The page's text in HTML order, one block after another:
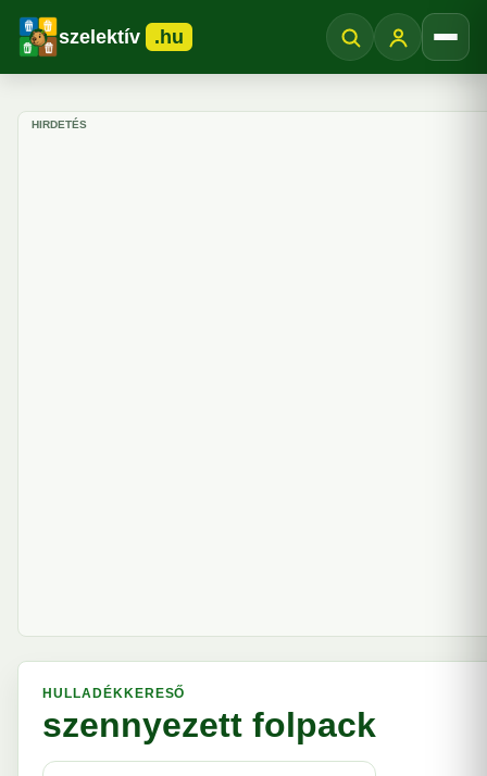
szelektív .hu
HIRDETÉS
HULLADÉKKERESŐ
szennyezett folpack